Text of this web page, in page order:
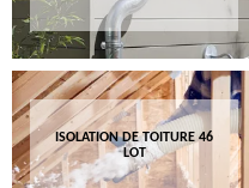
ISOLATION DE TOITURE 46
LOT